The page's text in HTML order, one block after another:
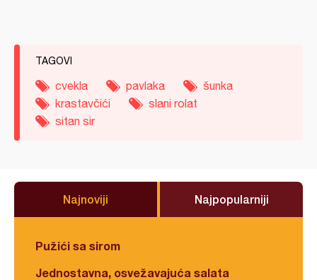
TAGOVI
cvekla pavlaka
šunka
krastavčići
slani rolat
sitan sir
Najnoviji Najpopularniji
Pužići sa sirom
Jednostavna, osvežavajuća salata